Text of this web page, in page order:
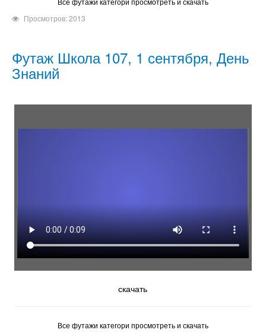
Просмотров: 2013
Футаж Школа 107, 1 сентября, День
Знаний
скачать
Все футажи категори просмотреть и скачать